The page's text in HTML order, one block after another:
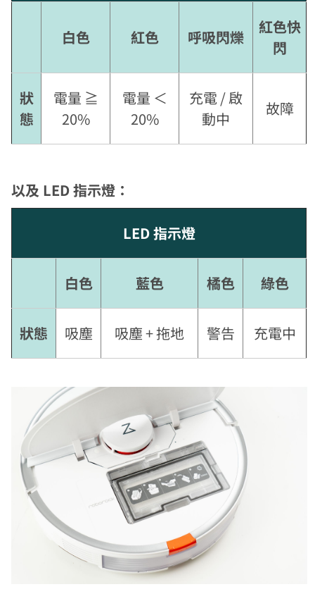
白色 紅色 呼吸閃爍
紅色快
閃
狀
態
電量 ≧
20%
電量 ＜
20%
充電 / 啟
動中
故障
以及 LED 指示燈：
LED 指示燈
白色 藍色 橘色 綠色
狀態 吸塵 吸塵 + 拖地 警告 充電中